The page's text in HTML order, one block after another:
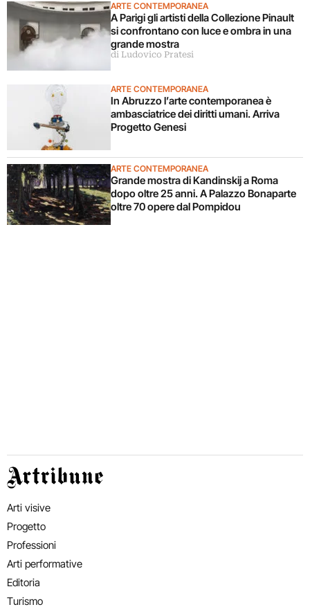
ARTE CONTEMPORANEA
A Parigi gli artisti della Collezione Pinault
si confrontano con luce e ombra in una
grande mostra
di Ludovico Pratesi
ARTE CONTEMPORANEA
In Abruzzo l’arte contemporanea è
ambasciatrice dei diritti umani. Arriva
Progetto Genesi
ARTE CONTEMPORANEA
Grande mostra di Kandinskij a Roma
dopo oltre 25 anni. A Palazzo Bonaparte
oltre 70 opere dal Pompidou
Artribune
Arti visive
Progetto
Professioni
Arti performative
Editoria
Turismo